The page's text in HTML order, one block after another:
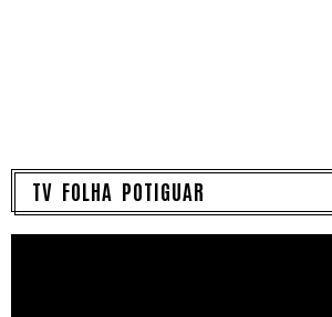
TV FOLHA POTIGUAR